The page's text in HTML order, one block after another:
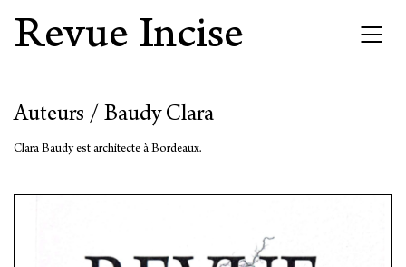
Revue Incise
Auteurs / Baudy Clara
Clara Baudy est architecte à Bordeaux.